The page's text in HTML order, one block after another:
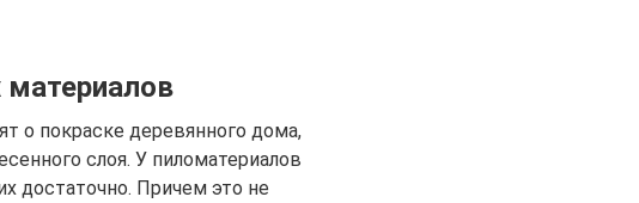
о покраске деревянного дома,
слоя. У пиломатериалов
достаточно. Причем это не